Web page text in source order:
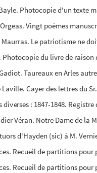
Photocopie d'un texte
Orgeas. Vingt poèmes
Maurras. Le patriotisme ne
Photocopie du livre de
Gadiot. Taureaux en Arles
Laville. Cayer des lettres du
diverses : 1847-1848.
Véran. Notre Dame de la
d'Hayden (sic) à M.
Recueil de partitions pour
Recueil de partitions pour